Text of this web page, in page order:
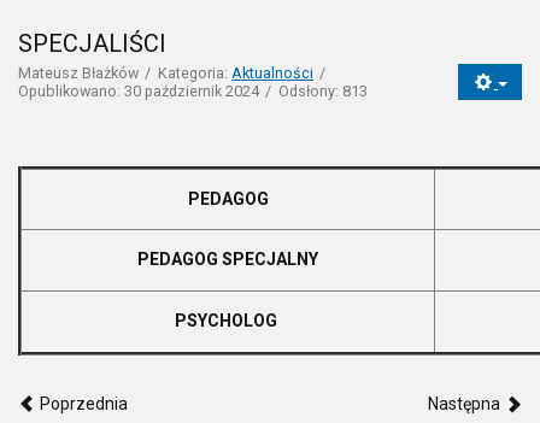
SPECJALIŚCI
Mateusz Błażków Kategoria: Aktualności
Opublikowano: 30 październik 2024
Odsłony: 813
PEDAGOG
PEDAGOG SPECJALNY
PSYCHOLOG
Poprzednia Następna